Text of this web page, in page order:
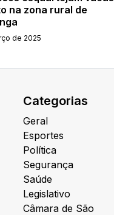
na zona rural de
de 2025
Categorias
Geral
Esportes
Política
Segurança
Saúde
Legislativo
Câmara de São